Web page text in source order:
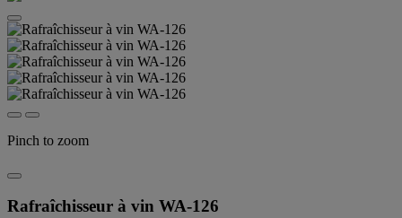
Pinch to zoom
Rafraîchisseur à vin WA-126